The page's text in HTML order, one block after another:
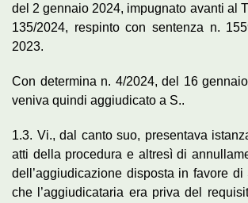
del 2 gennaio 2024, impugnato avanti al
135/2024, respinto con sentenza n.
2023.
Con determina n. 4/2024, del 16
veniva quindi aggiudicato a S..
1.3. Vi., dal canto suo, presentava
atti della procedura e altresì di
dell’aggiudicazione disposta in favore
che l’aggiudicataria era priva del